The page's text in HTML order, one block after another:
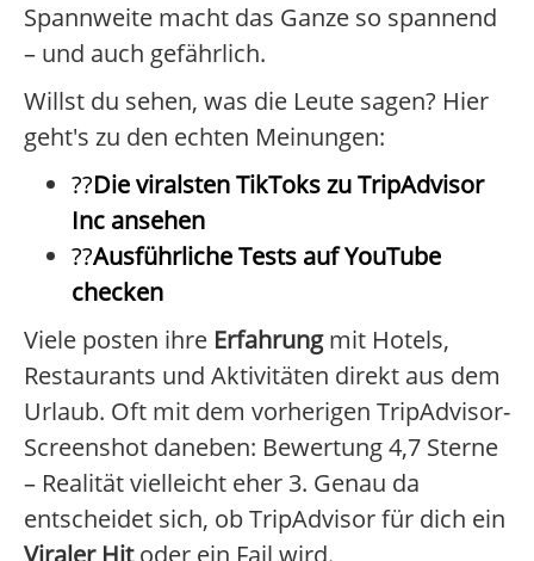
Spannweite macht das Ganze so spannend
– und auch gefährlich.
Willst du sehen, was die Leute sagen? Hier
geht's zu den echten Meinungen:
??Die viralsten TikToks zu TripAdvisor
Inc ansehen
??Ausführliche Tests auf YouTube
checken
Viele posten ihre Erfahrungmit Hotels,
Restaurants und Aktivitäten direkt aus dem
Urlaub. Oft mit dem vorherigen TripAdvisor-
Screenshot daneben: Bewertung 4,7 Sterne
– Realität vielleicht eher 3. Genau da
entscheidet sich, ob TripAdvisor für dich ein